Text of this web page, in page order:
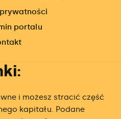
portalu
i możesz stracić część
kapitału. Podane